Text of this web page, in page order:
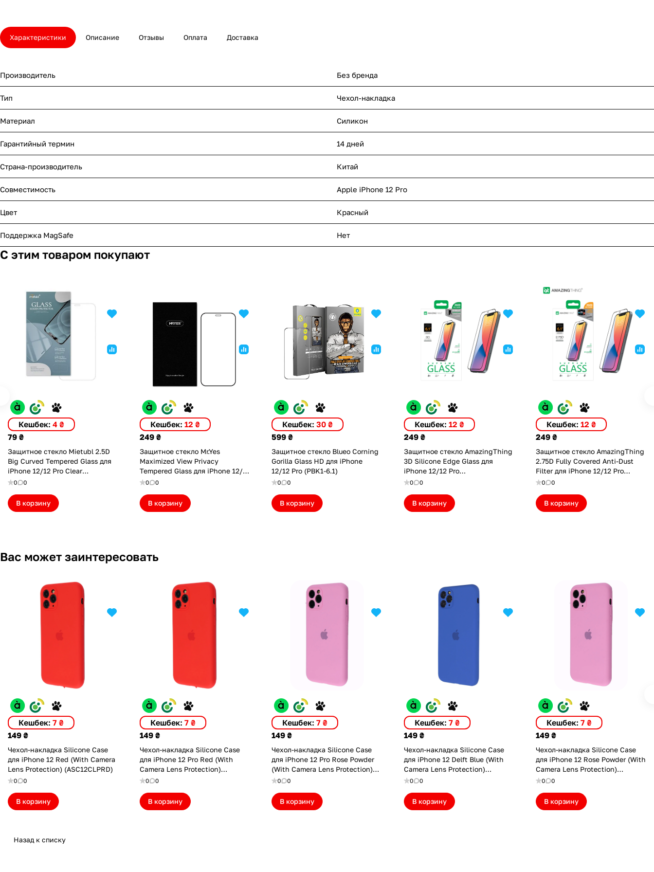
Характеристики Описание Отзывы Оплата Доставка
Производитель Без бренда
Тип Чехол-накладка
Материал Силикон
Гарантийный термин 14 дней
Страна-производитель Китай
Совместимость Apple iPhone 12 Pro
Цвет Красный
Поддержка MagSafe Нет
С этим товаром покупают
Кешбек: 4 ₴
79 ₴
Защитное стекло Mietubl 2.5D
Big Curved Tempered Glass для
iPhone 12/12 Pro Clear
(MTBL25D12PCL)
0 0
В корзину
Кешбек:12 ₴
249 ₴
Защитное стекло Mr.Yes
Maximized View Privacy
Tempered Glass для iPhone 12/12
Pro (Упаковка конверт)
0 0
В корзину
Кешбек:30 ₴
599 ₴
Защитное стекло Blueo Corning
Gorilla Glass HD для iPhone
12/12 Pro (PBK1-6.1)
0 0
В корзину
Кешбек: 12 ₴
249 ₴
Защитное стекло AmazingThing
3D Silicone Edge Glass для
iPhone 12/12 Pro
(AT275EBI12MPR)
0 0
В корзину
Кешбек: 12 ₴
249 ₴
Защитное стекло AmazingThing
2.75D Fully Covered Anti-Dust
Filter для iPhone 12/12 Pro
(AT275FCI12MPR)
0 0
В корзину
Вас может заинтересовать
Кешбек: 7 ₴
149 ₴
Чехол-накладка Silicone Case
для iPhone 12 Red (With Camera
Lens Protection) (ASC12CLPRD)
0 0
В корзину
Кешбек:7 ₴
149 ₴
Чехол-накладка Silicone Case
для iPhone 12 Pro Red (With
Camera Lens Protection)
(ASC12PCLPRD)
0 0
В корзину
Кешбек:7 ₴
149 ₴
Чехол-накладка Silicone Case
для iPhone 12 Pro Rose Powder
(With Camera Lens Protection)
(ASC12PCLPRPWDR)
0 0
В корзину
Кешбек: 7 ₴
149 ₴
Чехол-накладка Silicone Case
для iPhone 12 Delft Blue (With
Camera Lens Protection)
(ASC12CLPDBL)
0 0
В корзину
Кешбек: 7 ₴
149 ₴
Чехол-накладка Silicone Case
для iPhone 12 Rose Powder (With
Camera Lens Protection)
(ASC12CLPRPWDR)
0 0
В корзину
Назад к списку